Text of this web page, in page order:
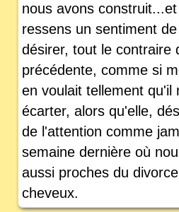
nous avons
ressens un sentiment
désirer, tout le contraire
précédente, comme si
en voulait tellement qu'il
écarter, alors qu'elle,
de l'attention comme
semaine dernière où
aussi proches du
cheveux.